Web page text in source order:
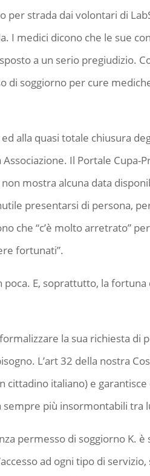
strada dai volontari di
I medici dicono che le sue
a un serio pregiudizio.
soggiorno per cure
alla quasi totale chiusura
Il Portale
mostra alcuna data
presentarsi di persona,
che “c’è molto arretrato”
fortunati”.
E, soprattutto, la
la sua richiesta di
L’art 32 della nostra
italiano) e
più insormontabili tra
permesso di soggiorno K.
ad ogni tipo di